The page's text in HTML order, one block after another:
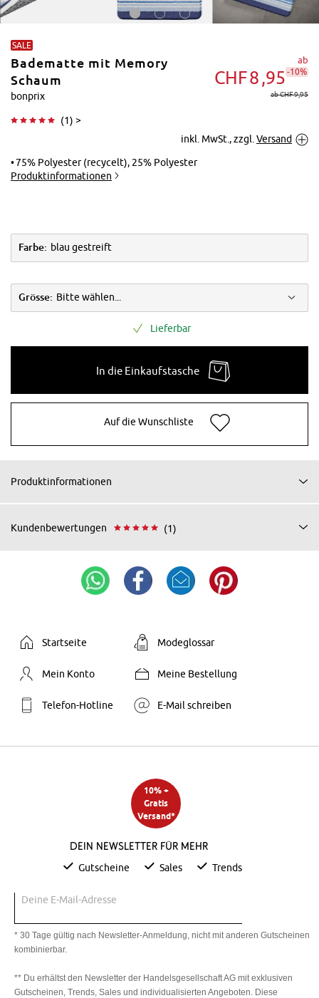
Vergrößern
SALE
Badematte mit Memory
Schaum
bonprix
(1) >
ab
CHF8 95 -10%
ab CHF 9,95
inkl. MwSt., zzgl. Versand
75% Polyester (recycelt), 25% Polyester
Produktinformationen
Farbe: blau gestreift
Grösse: Bitte wählen...
Lieferbar
In die Einkaufstasche
Auf die Wunschliste
Produktinformationen
Kundenbewertungen (1)
Startseite Modeglossar
Mein Konto Meine Bestellung
Telefon-Hotline E-Mail schreiben
10% +
Gratis
Versand*
Dein Newsletter für mehr
Gutscheine Sales Trends
Deine E-Mail-Adresse
* 30 Tage gültig nach Newsletter-Anmeldung, nicht mit anderen Gutscheinen
kombinierbar.
** Du erhältst den Newsletter der Handelsgesellschaft AG mit exklusiven
Gutscheinen, Trends, Sales und individualisierten Angeboten. Diese